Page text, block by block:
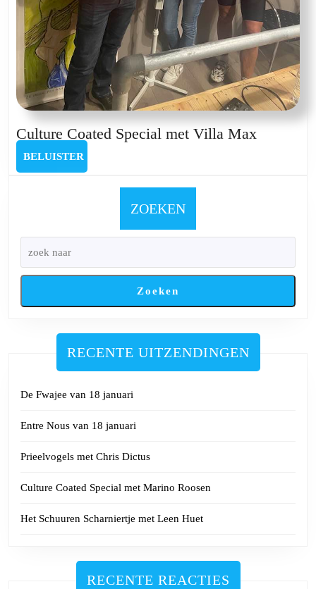
Culture Coated Special met Villa MaxCulture
BELUISTER
ZOEKEN
Zoeken
RECENTE UITZENDINGEN
De Fwajee van 18 januari
Entre Nous van 18 januari
Prieelvogels met Chris Dictus
Culture Coated Special met Marino Roosen
Het Schuuren Scharniertje met Leen Huet
RECENTE REACTIES